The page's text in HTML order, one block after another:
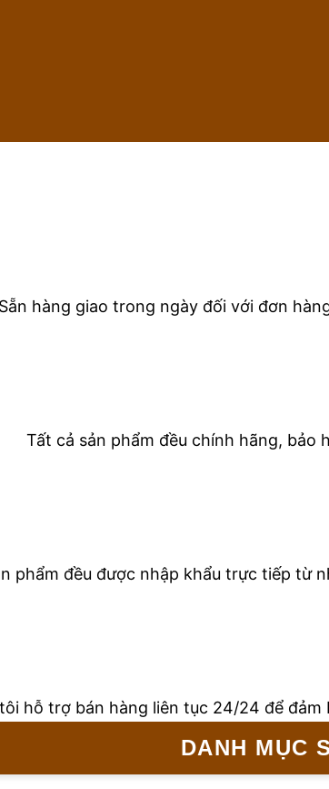
Sẵn hàng giao trong ngày đối với đơn
Tất cả sản phẩm đều chính hãng, bảo
phẩm đều được nhập khẩu trực tiếp từ
hỗ trợ bán hàng liên tục 24/24 để
DANH MỤC